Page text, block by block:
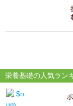
栄養基礎の人気ラン